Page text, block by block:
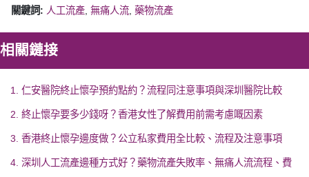
關鍵詞: 人工流產 無痛人流 藥物流產
相關鏈接
1. 仁安醫院終止懷孕預約點約？流程同注意事項與深圳醫院比較
2. 終止懷孕要多少錢呀？香港女性了解費用前需考慮嘅因素
3. 香港終止懷孕邊度做？公立私家費用全比較、流程及注意事項
4. 深圳人工流產邊種方式好？藥物流產失敗率、無痛人流流程、費